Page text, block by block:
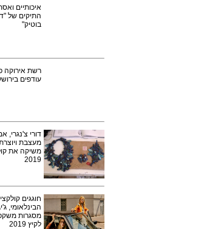
איכותיים
התיקים של
בוטיק"
רשת אירוקה
עודפים
דורי צ'נגרי,
מעצבת
משיקה את
2019
חוגגים
הבינלאומי,
מסגרות
לקיץ 2019